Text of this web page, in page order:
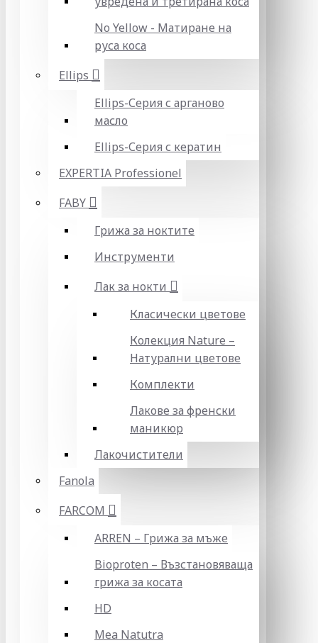
No Yellow - Матиране на
руса коса
Ellips
Ellips-Серия с арганово
масло
Ellips-Серия с кератин
EXPERTIA Professionel
FABY
Грижа за ноктите
Инструменти
Лак за нокти
Класически цветове
Колекция Nature –
Натурални цветове
Комплекти
Лакове за френски
маникюр
Лакочистители
Fanola
FARCOM
ARREN – Грижа за мъже
Bioproten – Възстановяваща
грижа за косата
HD
Mea Natutra